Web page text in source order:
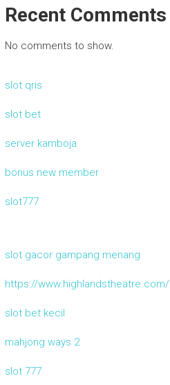
Recent Comments
No comments to show.
slot qris
slot bet
server kamboja
bonus new member
slot777
slot gacor gampang menang
https://www.highlandstheatre.com/
slot bet kecil
mahjong ways 2
slot 777